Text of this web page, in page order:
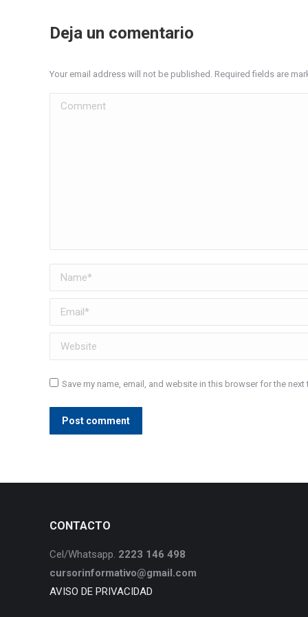
Deja un comentario
Your email address will not be published. Required fields are
Comment
Name *
Email *
Website
Save my name, email, and website in this browser for the next
Post comment
CONTACTO
Cel/Whatsapp. 2223 146 498
cursorinformativo@gmail.com
AVISO DE PRIVACIDAD